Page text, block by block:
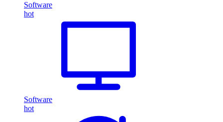
Software
hot
Software
hot